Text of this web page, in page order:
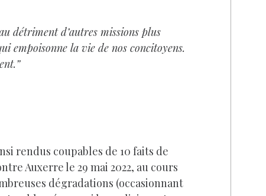
détriment d’autres missions plus
empoisonne la vie de nos concitoyens.
rendus coupables de 10 faits de
Auxerre le 29 mai 2022, au cours
dégradations (occasionnant